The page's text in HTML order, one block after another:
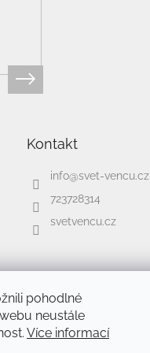
pohodlné
neustále
Více informací
Kontakt
info@svet-vencu.cz
723728314
svetvencu.cz